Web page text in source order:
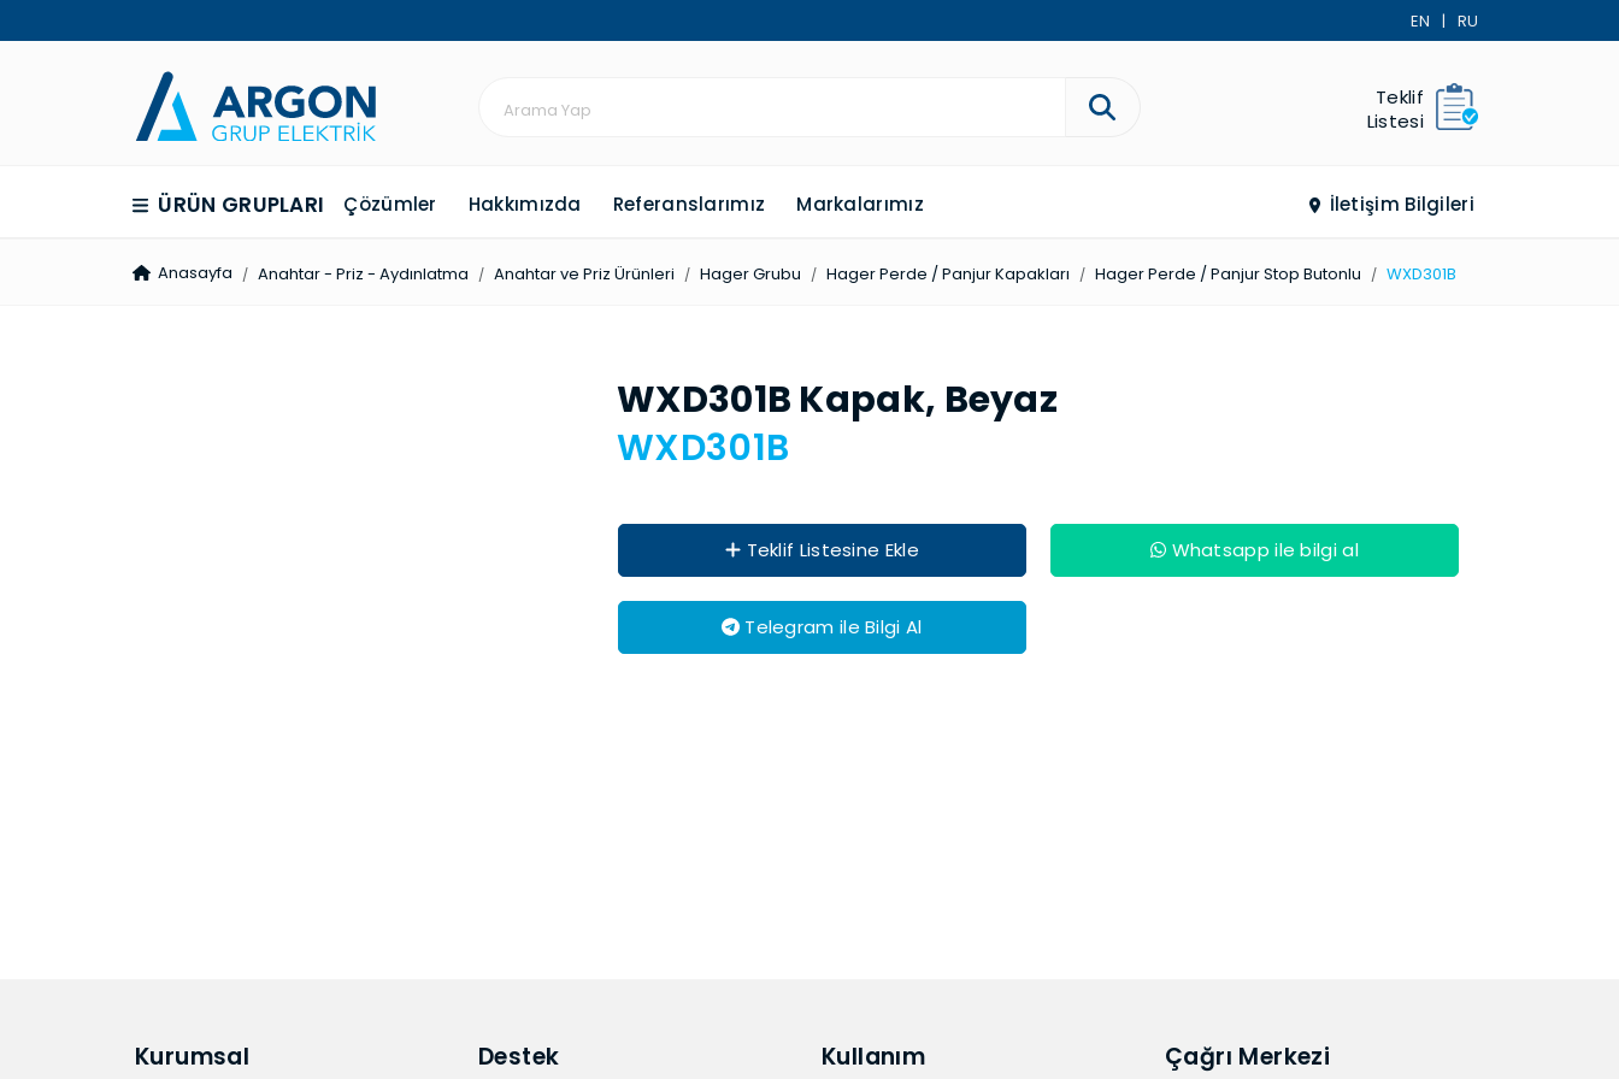
EN | RU
Teklif
Listesi
ÜRÜN GRUPLARI Çözümler Hakkımızda Referanslarımız Markalarımız İletişim Bilgileri
Anasayfa Anahtar - Priz - Aydınlatma Anahtar ve Priz Ürünleri Hager Grubu Hager Perde / Panjur Kapakları Hager Perde / Panjur Stop Butonlu WXD301B
WXD301B Kapak, Beyaz
WXD301B
Teklif Listesine Ekle Whatsapp ile bilgi al
Telegram ile Bilgi Al
Kurumsal Destek Kullanım Çağrı Merkezi